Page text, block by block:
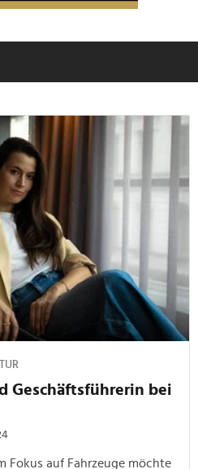
Geschäftsführerin bei
Fokus auf Fahrzeuge möchte